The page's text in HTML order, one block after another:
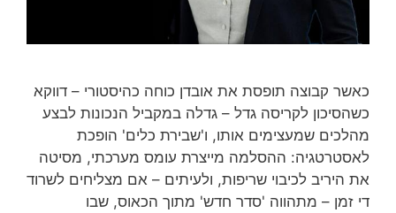
כאשר קבוצה תופסת את אובדן כוחה כהיסטורי – דווקא
כשהסיכון לקריסה גדל – גדלה במקביל הנכונות לבצע
מהלכים שמעצימים אותו, ו'שבירת כלים' הופכת
לאסטרטגיה: ההסלמה מייצרת עומס מערכתי, מסיטה
את היריב לכיבוי שריפות, ולעיתים – אם מצליחים לשרוד
די זמן – מתהווה 'סדר חדש' מתוך הכאוס, שבו